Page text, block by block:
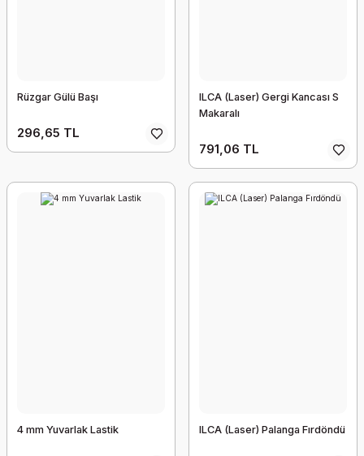
Rüzgar Gülü Başı
296,65 TL
ILCA (Laser) Gergi Kancası S
Makaralı
791,06 TL
4 mm Yuvarlak Lastik ILCA (Laser) Palanga Fırdöndü